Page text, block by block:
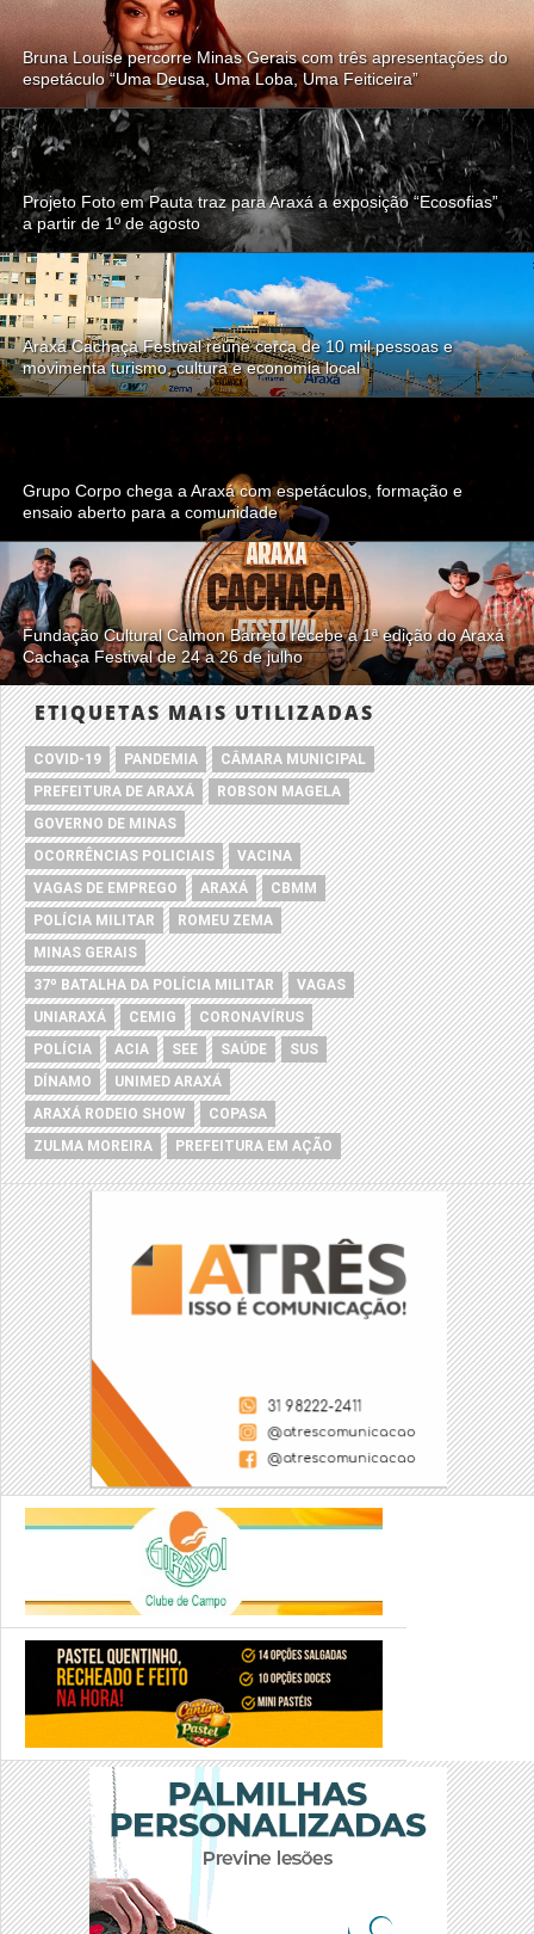
Bruna Louise percorre Minas Gerais com três apresentações do
espetáculo “Uma Deusa, Uma Loba, Uma Feiticeira”
Projeto Foto em Pauta traz para Araxá a exposição “Ecosofias”
a partir de 1º de agosto
Araxá Cachaça Festival reúne cerca de 10 mil pessoas e
movimenta turismo, cultura e economia local
Grupo Corpo chega a Araxá com espetáculos, formação e
ensaio aberto para a comunidade
Fundação Cultural Calmon Barreto recebe a 1ª edição do Araxá
Cachaça Festival de 24 a 26 de julho
ETIQUETAS MAIS UTILIZADAS
COVID-19 PANDEMIA
CÂMARA MUNICIPAL
PREFEITURA DE ARAXÁ
ROBSON MAGELA
GOVERNO DE MINAS
OCORRÊNCIAS POLICIAIS
VACINA
VAGAS DE EMPREGO
ARAXÁ
CBMM
POLÍCIA MILITAR
ROMEU ZEMA
MINAS GERAIS
37º BATALHA DA POLÍCIA MILITAR
VAGAS
UNIARAXÁ
CEMIG
CORONAVÍRUS
POLÍCIA
ACIA SEE SAÚDE
SUS
DÍNAMO
UNIMED ARAXÁ
ARAXÁ RODEIO SHOW
COPASA
ZULMA MOREIRA
PREFEITURA EM AÇÃO